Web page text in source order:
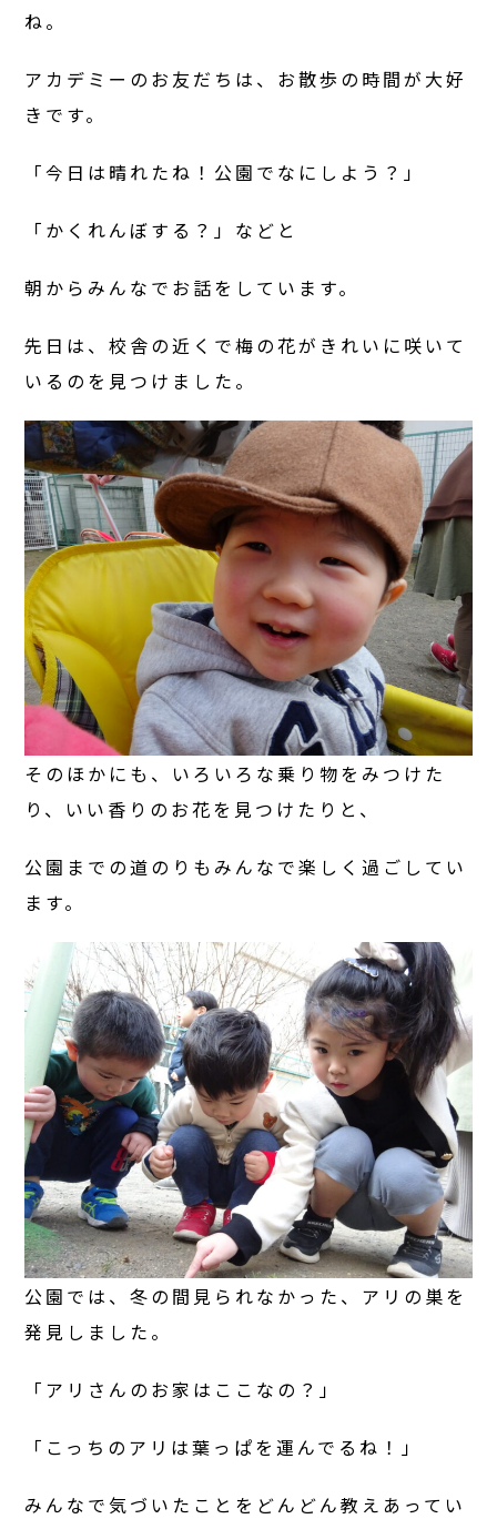
ね。
アカデミーのお友だちは、お散歩の時間が大好
きです。
「今日は晴れたね！公園でなにしよう？」
「かくれんぼする？」などと
朝からみんなでお話をしています。
先日は、校舎の近くで梅の花がきれいに咲いて
いるのを見つけました。
そのほかにも、いろいろな乗り物をみつけた
り、いい香りのお花を見つけたりと、
公園までの道のりもみんなで楽しく過ごしてい
ます。
公園では、冬の間見られなかった、アリの巣を
発見しました。
「アリさんのお家はここなの？」
「こっちのアリは葉っぱを運んでるね！」
みんなで気づいたことをどんどん教えあってい